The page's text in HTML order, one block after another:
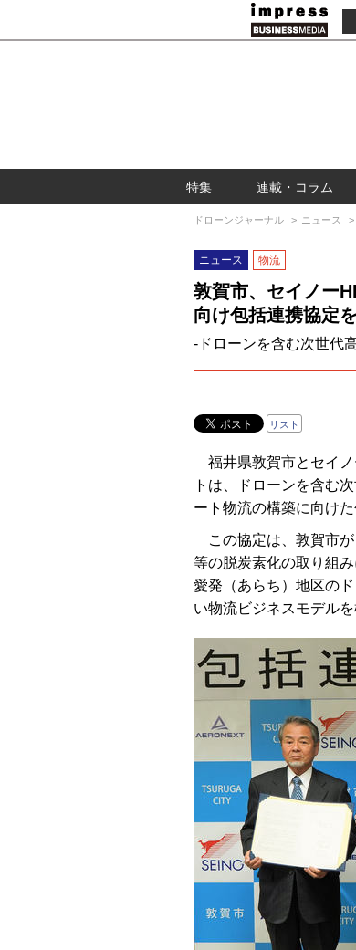
特集 連載・コラム
ドローンジャーナル ニュース
ニュース 物流
敦賀市、セイノー
向け包括連携協定
-ドローンを含む次世代
リスト
福井県敦賀市とセイノ
トは、ドローンを含む
ート物流の構築に向け
この協定は、敦賀市が
等の脱炭素化の取り組
愛発（あらち）地区の
い物流ビジネスモデル